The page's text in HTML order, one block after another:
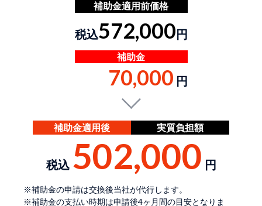
補助金適用前価格
税込572,000円
補助金
70,000 円
補助金適用後 実質負担額
税込 502,000 円
※補助金の申請は交換後当社が代行します。
※補助金の支払い時期は申請後4ヶ月間の目安となりま